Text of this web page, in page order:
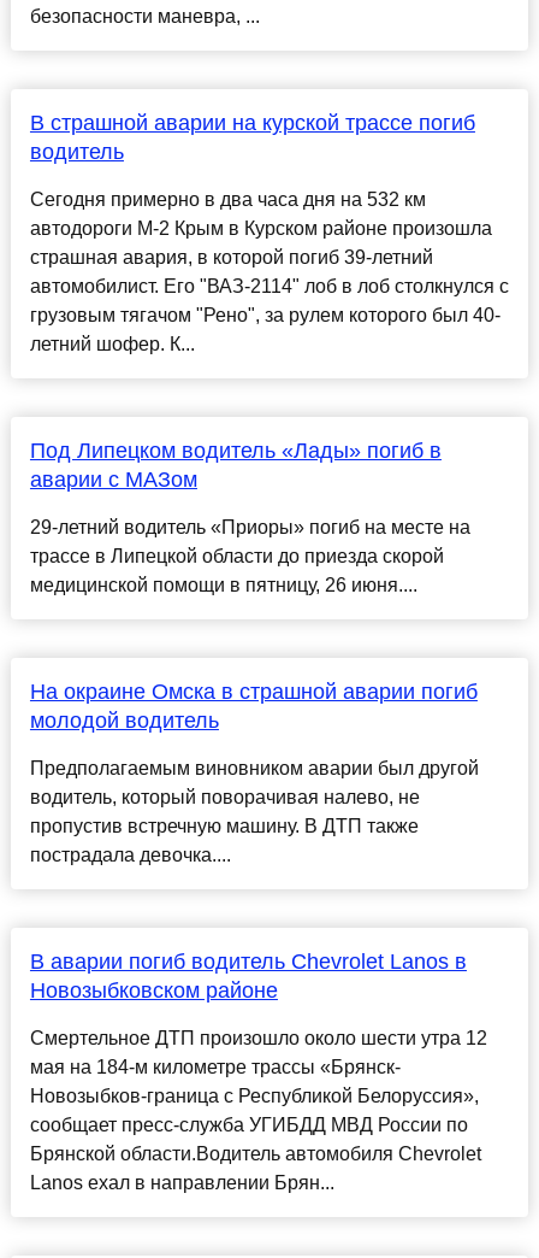
безопасности маневра, ...
В страшной аварии на курской трассе погиб
водитель
Сегодня примерно в два часа дня на 532 км
автодороги М-2 Крым в Курском районе произошла
страшная авария, в которой погиб 39-летний
автомобилист. Его "ВАЗ-2114" лоб в лоб столкнулся с
грузовым тягачом "Рено", за рулем которого был 40-
летний шофер. К...
Под Липецком водитель «Лады» погиб в
аварии с МАЗом
29-летний водитель «Приоры» погиб на месте на
трассе в Липецкой области до приезда скорой
медицинской помощи в пятницу, 26 июня....
На окраине Омска в страшной аварии погиб
молодой водитель
Предполагаемым виновником аварии был другой
водитель, который поворачивая налево, не
пропустив встречную машину. В ДТП также
пострадала девочка....
В аварии погиб водитель Chevrolet Lanos в
Новозыбковском районе
Смертельное ДТП произошло около шести утра 12
мая на 184-м километре трассы «Брянск-
Новозыбков-граница с Республикой Белоруссия»,
сообщает пресс-служба УГИБДД МВД России по
Брянской области.Водитель автомобиля Chevrolet
Lanos ехал в направлении Брян...